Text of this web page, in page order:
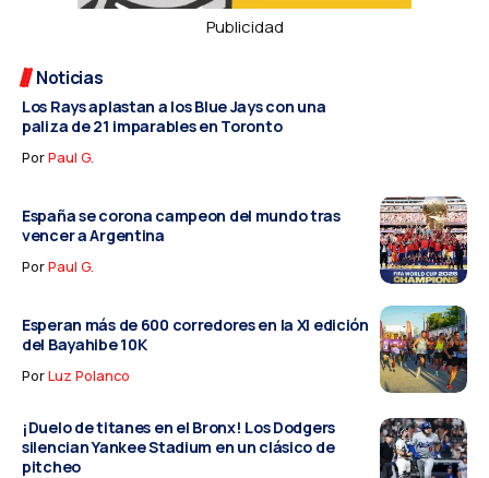
Publicidad
Noticias
Los Rays aplastan a los Blue Jays con una
paliza de 21 imparables en Toronto
PorPaul G.
España se corona campeon del mundo tras
vencer a Argentina
PorPaul G.
Esperan más de 600 corredores en la XI edición
del Bayahibe 10K
PorLuz Polanco
¡Duelo de titanes en el Bronx! Los Dodgers
silencian Yankee Stadium en un clásico de
pitcheo